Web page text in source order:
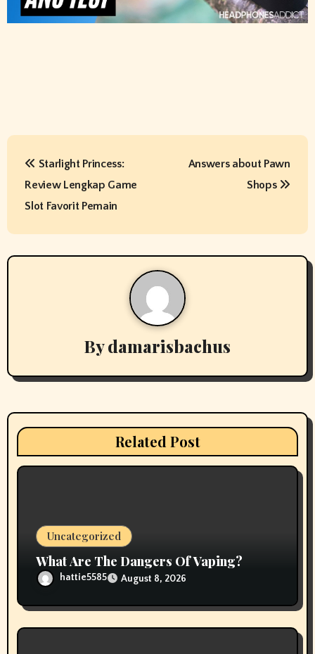
P
t
n
g
a
Starlight Princess:
Review Lengkap Game
Slot Favorit Pemain
Answers about Pawn
Shops
Bydamarisbachus
Related Post
Uncategorized
What Are The Dangers Of Vaping?
hattie5585 August 8, 2026